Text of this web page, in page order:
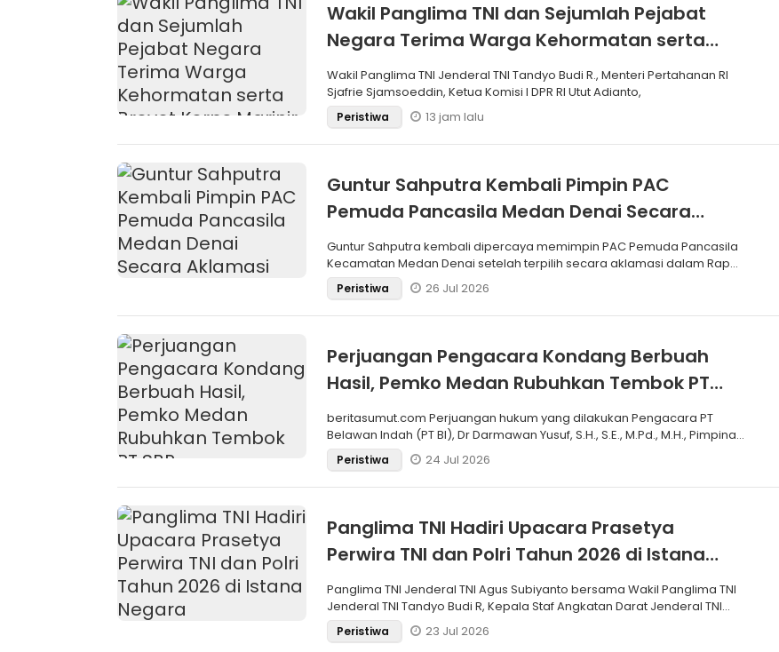
Wakil Panglima TNI dan Sejumlah Pejabat
Negara Terima Warga Kehormatan serta
Brevet Korps Marinir
Wakil Panglima TNI Jenderal TNI Tandyo Budi R., Menteri Pertahanan RI
Sjafrie Sjamsoeddin, Ketua Komisi I DPR RI Utut Adianto,
Peristiwa 13 jam lalu
Guntur Sahputra Kembali Pimpin PAC
Pemuda Pancasila Medan Denai Secara
Aklamasi
Guntur Sahputra kembali dipercaya memimpin PAC Pemuda Pancasila
Kecamatan Medan Denai setelah terpilih secara aklamasi dalam Rapat
Pemilihan
Peristiwa 26 Jul 2026
Perjuangan Pengacara Kondang Berbuah
Hasil, Pemko Medan Rubuhkan Tembok PT
SBP
beritasumut.com Perjuangan hukum yang dilakukan Pengacara PT
Belawan Indah (PT BI), Dr Darmawan Yusuf, S.H., S.E., M.Pd., M.H., Pimpinan
LaPeristiwa 24 Jul 2026
Panglima TNI Hadiri Upacara Prasetya
Perwira TNI dan Polri Tahun 2026 di Istana
Negara
Panglima TNI Jenderal TNI Agus Subiyanto bersama Wakil Panglima TNI
Jenderal TNI Tandyo Budi R, Kepala Staf Angkatan Darat Jenderal TNI
Maru
Peristiwa 23 Jul 2026